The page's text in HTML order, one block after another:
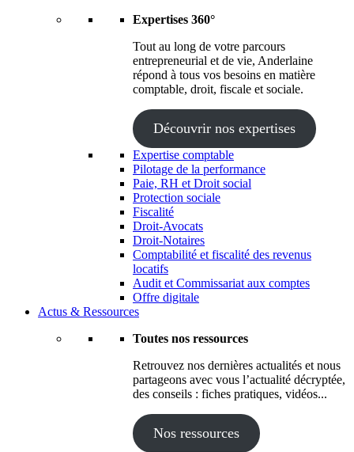
Expertises 360°
Tout au long de votre parcours
entrepreneurial et de vie, Anderlaine
répond à tous vos besoins en matière
comptable, droit, fiscale et sociale.
Découvrir nos expertises
Expertise comptable
Pilotage de la performance
Paie, RH et Droit social
Protection sociale
Fiscalité
Droit-Avocats
Droit-Notaires
Comptabilité et fiscalité des revenus
locatifs
Audit et Commissariat aux comptes
Offre digitale
Actus & Ressources
Toutes nos ressources
Retrouvez nos dernières actualités et nous
partageons avec vous l’actualité décryptée,
des conseils : fiches pratiques, vidéos...
Nos ressources